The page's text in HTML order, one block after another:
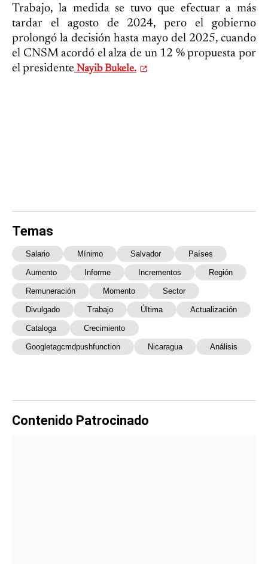
Trabajo, la medida se tuvo que efectuar a más
tardar el agosto de 2024, pero el gobierno
prolongó la decisión hasta mayo del 2025, cuando
el CNSM acordó el alza de un 12 % propuesta por
el presidente Nayib Bukele.
Temas
Salario Mínimo Salvador Países
Aumento Informe Incrementos Región
Remuneración Momento Sector
Divulgado Trabajo Última Actualización
Cataloga Crecimiento
Googletagcmdpushfunction Nicaragua Análisis
Contenido Patrocinado